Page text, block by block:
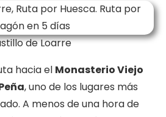
de Loarre
hacia el Monasterio Viejo
, uno de los lugares más
A menos de una hora de